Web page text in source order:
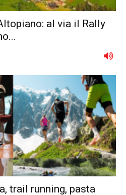
al via il Rally
trail running, pasta